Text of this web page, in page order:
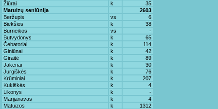
Žiūrai
k
35
Matuizų seniūnija
2603
Beržupis
vs
6
Biekšios
k
38
Burneikos
vs
-
Butvydonys
k
65
Čebatoriai
k
114
Giniūnai
k
42
Giraitė
k
89
Jakėnai
k
30
Jurgiškės
k
76
Krūminiai
k
207
Kukiškės
k
4
Likonys
k
-
Marijanavas
k
4
Matuizos
k
1312